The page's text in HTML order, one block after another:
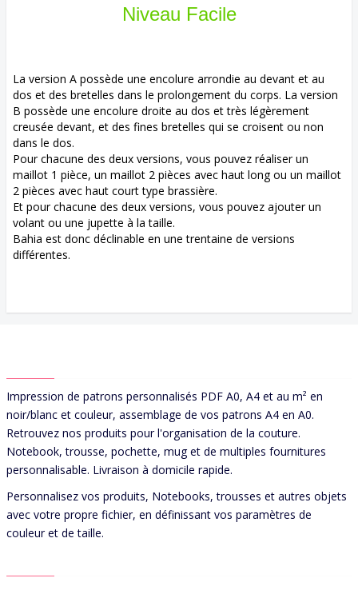
Niveau Facile
La version A possède une encolure arrondie au devant et au
dos et des bretelles dans le prolongement du corps. La version
B possède une encolure droite au dos et très légèrement
creusée devant, et des fines bretelles qui se croisent ou non
dans le dos.
Pour chacune des deux versions, vous pouvez réaliser un
maillot 1 pièce, un maillot 2 pièces avec haut long ou un maillot
2 pièces avec haut court type brassière.
Et pour chacune des deux versions, vous pouvez ajouter un
volant ou une jupette à la taille.
Bahia est donc déclinable en une trentaine de versions
différentes.
Impression de patrons personnalisés PDF A0, A4 et au m² en
noir/blanc et couleur, assemblage de vos patrons A4 en A0.
Retrouvez nos produits pour l'organisation de la couture.
Notebook, trousse, pochette, mug et de multiples fournitures
personnalisable. Livraison à domicile rapide.
Personnalisez vos produits, Notebooks, trousses et autres objets
avec votre propre fichier, en définissant vos paramètres de
couleur et de taille.